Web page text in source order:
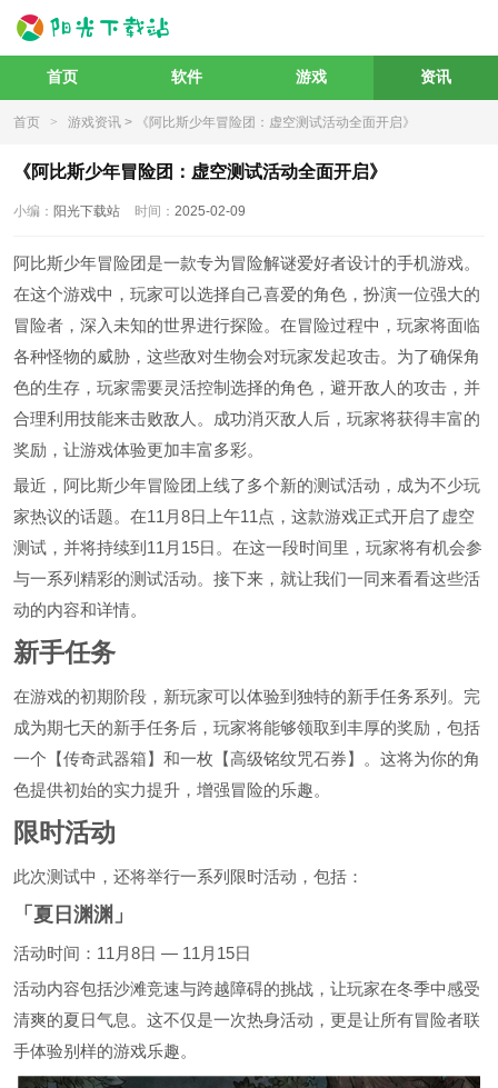
首页 软件 游戏 资讯
首页 > 游戏资讯 > 《阿比斯少年冒险团：虚空测试活动全面开启》
《阿比斯少年冒险团：虚空测试活动全面开启》
小编： 阳光下载站 时间： 2025-02-09
阿比斯少年冒险团是一款专为冒险解谜爱好者设计的手机游戏。
在这个游戏中，玩家可以选择自己喜爱的角色，扮演一位强大的
冒险者，深入未知的世界进行探险。在冒险过程中，玩家将面临
各种怪物的威胁，这些敌对生物会对玩家发起攻击。为了确保角
色的生存，玩家需要灵活控制选择的角色，避开敌人的攻击，并
合理利用技能来击败敌人。成功消灭敌人后，玩家将获得丰富的
奖励，让游戏体验更加丰富多彩。
最近，阿比斯少年冒险团上线了多个新的测试活动，成为不少玩
家热议的话题。在11月8日上午11点，这款游戏正式开启了虚空
测试，并将持续到11月15日。在这一段时间里，玩家将有机会参
与一系列精彩的测试活动。接下来，就让我们一同来看看这些活
动的内容和详情。
新手任务
在游戏的初期阶段，新玩家可以体验到独特的新手任务系列。完
成为期七天的新手任务后，玩家将能够领取到丰厚的奖励，包括
一个【传奇武器箱】和一枚【高级铭纹咒石券】。这将为你的角
色提供初始的实力提升，增强冒险的乐趣。
限时活动
此次测试中，还将举行一系列限时活动，包括：
「夏日渊渊」
活动时间：11月8日 — 11月15日
活动内容包括沙滩竞速与跨越障碍的挑战，让玩家在冬季中感受
清爽的夏日气息。这不仅是一次热身活动，更是让所有冒险者联
手体验别样的游戏乐趣。